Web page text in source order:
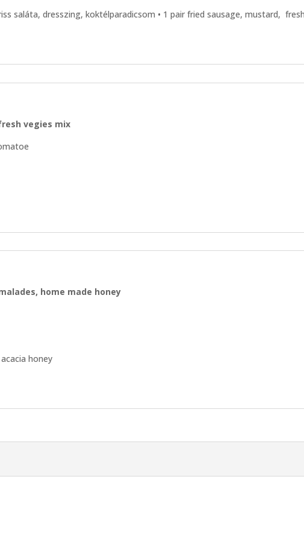
saláta, dresszing, koktélparadicsom • 1 pair fried sausage, mustard,
vegies mix
home made honey
honey